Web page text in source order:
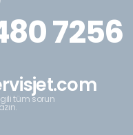
7256
tüm sorun